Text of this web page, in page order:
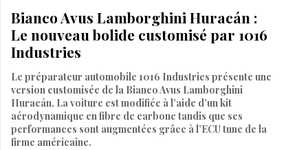
Bianco Avus Lamborghini Huracán :
Le nouveau bolide customisé par 1016
Industries
Le préparateur automobile 1016 Industries présente une
version customisée de la Bianco Avus Lamborghini
Huracán. La voiture est modifiée à l’aide d’un kit
aérodynamique en fibre de carbone tandis que ses
performances sont augmentées grâce à l’ECU tune de la
firme américaine.